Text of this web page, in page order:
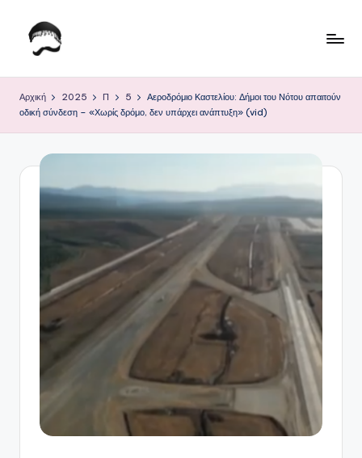
Μετάβαση
ο
Κ
P
o
Αρχική 2025 Π 5
Αεροδρόμιο Καστελίου: Δήμοι του Νότου απαιτούν
οδική σύνδεση – «Χωρίς δρόμο, δεν υπάρχει ανάπτυξη» (vid)